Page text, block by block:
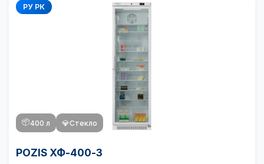
РУ РК
📦400 л 💎Стекло
POZIS ХФ-400-3